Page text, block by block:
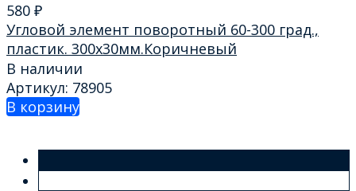
580 ₽
Угловой элемент поворотный 60-300 град.,
пластик. 300х30мм.Коричневый
В наличии
Артикул: 78905
В корзину